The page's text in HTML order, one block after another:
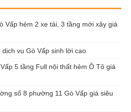
Vấp hẻm 2 xe tải, 3 tầng mới xây giá
vụ Gò Vấp sinh lời cao
5 tầng Full nội thất hẻm Ô Tô giá
số 8 phường 11 Gò Vấp giá siêu